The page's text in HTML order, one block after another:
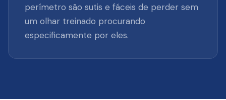
perímetro são sutis e fáceis de perder sem
um olhar treinado procurando
especificamente por eles.